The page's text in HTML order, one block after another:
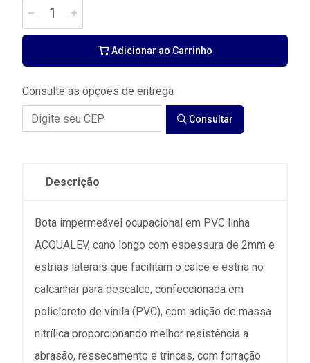
Adicionar ao Carrinho
Consulte as opções de entrega
Consultar
Descrição
Bota impermeável ocupacional em PVC linha
ACQUALEV, cano longo com espessura de 2mm e
estrias laterais que facilitam o calce e estria no
calcanhar para descalce, confeccionada em
policloreto de vinila (PVC), com adição de massa
nitrílica proporcionando melhor resistência a
abrasão, ressecamento e trincas, com forração